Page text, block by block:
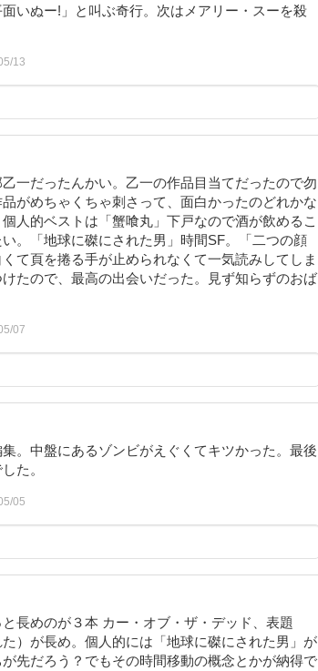
いぬー!」と叫ぶ奇行。次はメアリー・スーを殺
13
一だったんかい。乙一の作品目当てだったので勿
がめちゃくちゃ刺さって、面白かったのどれかな
人的ベストは「蟹喰丸」下戸なので酒が飲めるこ
。「地球に磔にされた男」時間SF。「二つの顔
て頁を捲る手が止められなくて一気読みしてしま
たので、最高の出会いだった。見ず知らずのおば
07
。中盤にあるゾンビがえぐくてキツかった。最後
た。
05
長めのが３本 カー・オブ・ザ・デッド、表題
）が長め。個人的には「地球に磔にされた男」が
先だろう？でもその時間移動の概念とかが納得で